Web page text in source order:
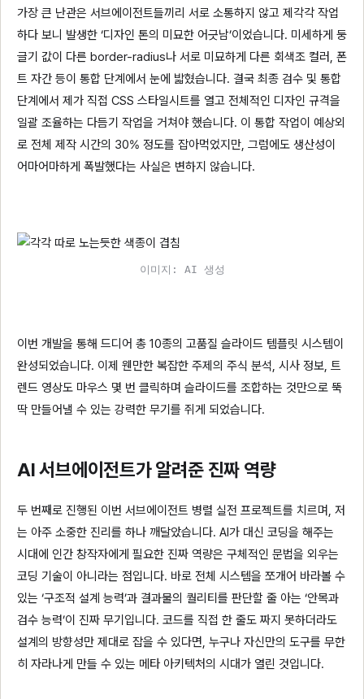
가장 큰 난관은 서브에이전트들끼리 서로 소통하지 않고 제각각 작업
하다 보니 발생한 ‘디자인 톤의 미묘한 어긋남’이었습니다. 미세하게 둥
글기 값이 다른 border-radius나 서로 미묘하게 다른 회색조 컬러, 폰
트 자간 등이 통합 단계에서 눈에 밟혔습니다. 결국 최종 검수 및 통합
단계에서 제가 직접 CSS 스타일시트를 열고 전체적인 디자인 규격을
일괄 조율하는 다듬기 작업을 거쳐야 했습니다. 이 통합 작업이 예상외
로 전체 제작 시간의 30% 정도를 잡아먹었지만, 그럼에도 생산성이
어마어마하게 폭발했다는 사실은 변하지 않습니다.
이미지: AI 생성
이번 개발을 통해 드디어 총 10종의 고품질 슬라이드 템플릿 시스템이
완성되었습니다. 이제 웬만한 복잡한 주제의 주식 분석, 시사 정보, 트
렌드 영상도 마우스 몇 번 클릭하며 슬라이드를 조합하는 것만으로 뚝
딱 만들어낼 수 있는 강력한 무기를 쥐게 되었습니다.
AI 서브에이전트가 알려준 진짜 역량
두 번째로 진행된 이번 서브에이전트 병렬 실전 프로젝트를 치르며, 저
는 아주 소중한 진리를 하나 깨달았습니다. AI가 대신 코딩을 해주는
시대에 인간 창작자에게 필요한 진짜 역량은 구체적인 문법을 외우는
코딩 기술이 아니라는 점입니다. 바로 전체 시스템을 쪼개어 바라볼 수
있는 ‘구조적 설계 능력’과 결과물의 퀄리티를 판단할 줄 아는 ‘안목과
검수 능력’이 진짜 무기입니다. 코드를 직접 한 줄도 짜지 못하더라도
설계의 방향성만 제대로 잡을 수 있다면, 누구나 자신만의 도구를 무한
히 자라나게 만들 수 있는 메타 아키텍처의 시대가 열린 것입니다.